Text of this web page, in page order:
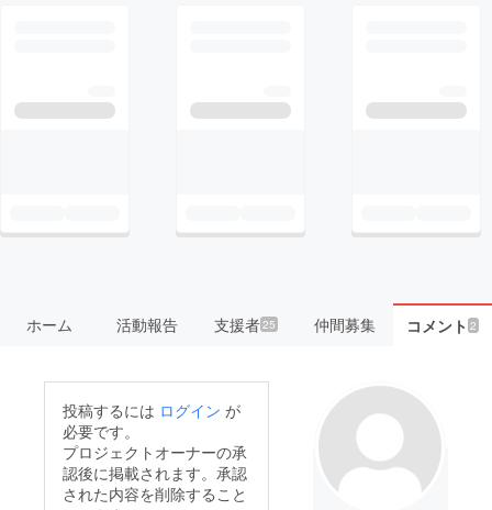
ホーム 活動報告 支援者25 仲間募集 コメント2
投稿するには ログイン が
必要です。
プロジェクトオーナーの承
認後に掲載されます。承認
された内容を削除すること